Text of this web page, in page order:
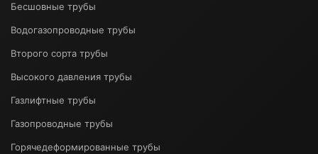
Бесшовные трубы
Водогазопроводные трубы
Второго сорта трубы
Высокого давления трубы
Газлифтные трубы
Газопроводные трубы
Горячедеформированные трубы